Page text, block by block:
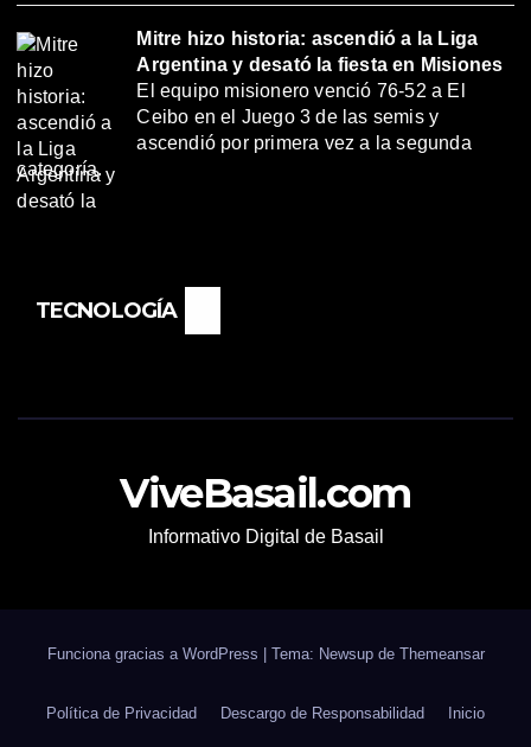
Mitre hizo historia: ascendió a la Liga
Argentina y desató la fiesta en Misiones
El equipo misionero venció 76-52 a El
Ceibo en el Juego 3 de las semis y
ascendió por primera vez a la segunda
categoría.
TECNOLOGÍA
ViveBasail.com
Informativo Digital de Basail
Funciona gracias a WordPress | Tema: Newsup de Themeansar
Política de Privacidad Descargo de Responsabilidad Inicio